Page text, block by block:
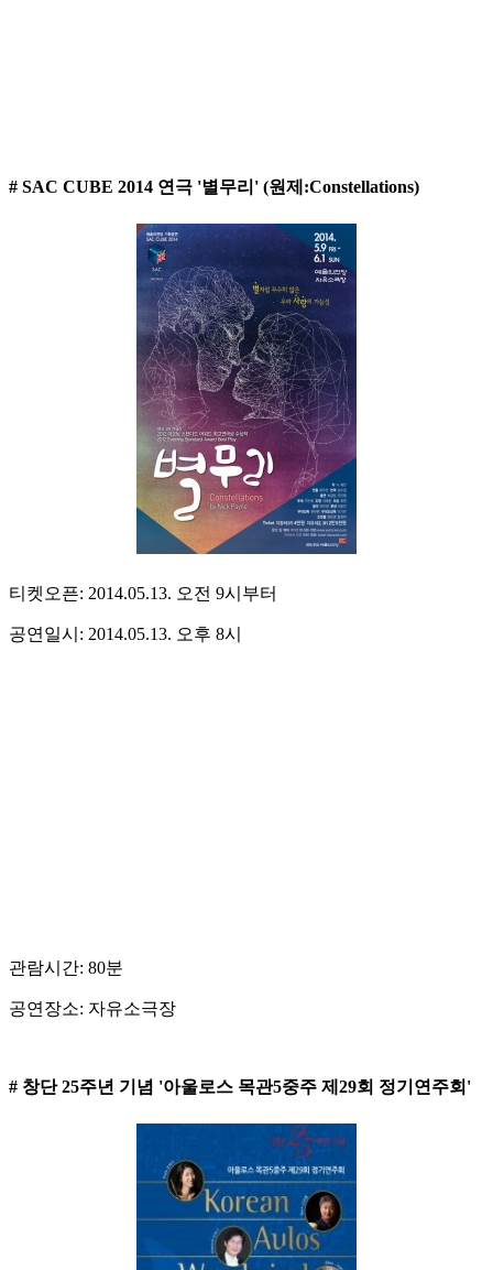
# SAC CUBE 2014 연극 '별무리' (원제:Constellations)
티켓오픈: 2014.05.13. 오전 9시부터
공연일시: 2014.05.13. 오후 8시
관람시간: 80분
공연장소: 자유소극장
# 창단 25주년 기념 '아울로스 목관5중주 제29회 정기연주회'